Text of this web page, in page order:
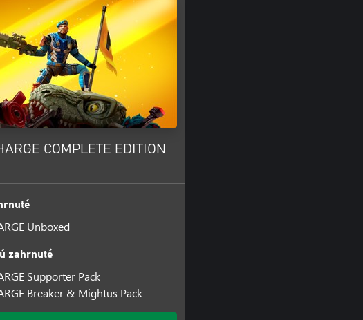
scoreboard! Classic
and King of the
COMPLETE EDITION
Unboxed
zahrnuté
Supporter Pack
Breaker & Mightus Pack